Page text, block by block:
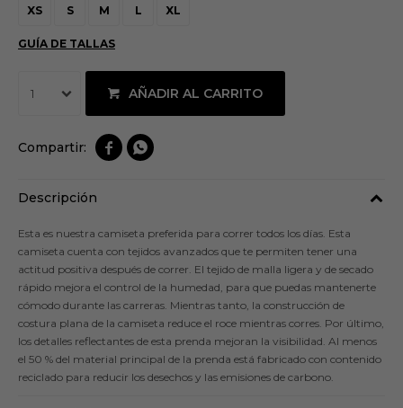
XS S M L XL
GUÍA DE TALLAS
1 AÑADIR AL CARRITO
 
Descripción
Esta es nuestra camiseta preferida para correr todos los días. Esta
camiseta cuenta con tejidos avanzados que te permiten tener una
actitud positiva después de correr. El tejido de malla ligera y de secado
rápido mejora el control de la humedad, para que puedas mantenerte
cómodo durante las carreras. Mientras tanto, la construcción de
costura plana de la camiseta reduce el roce mientras corres. Por último,
los detalles reflectantes de esta prenda mejoran la visibilidad. Al menos
el 50 % del material principal de la prenda está fabricado con contenido
reciclado para reducir los desechos y las emisiones de carbono.